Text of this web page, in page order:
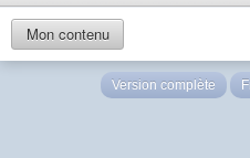
Mon contenu
Version complète